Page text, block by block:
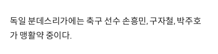
독일 분데스리가에는 축구 선수 손흥민, 구자철, 박주호
가 맹활약 중이다.